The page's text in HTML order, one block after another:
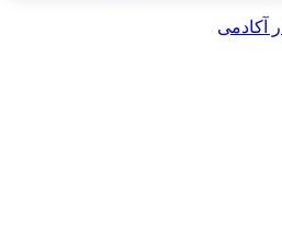
آکادمی